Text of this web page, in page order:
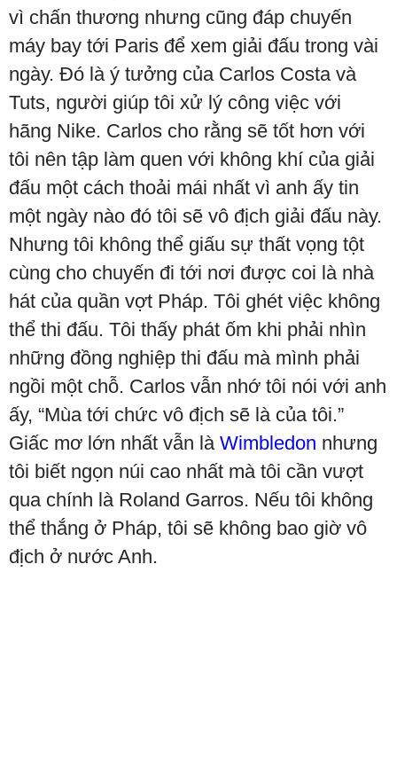
vì chấn thương nhưng cũng đáp chuyến
máy bay tới Paris để xem giải đấu trong vài
ngày. Đó là ý tưởng của Carlos Costa và
Tuts, người giúp tôi xử lý công việc với
hãng Nike. Carlos cho rằng sẽ tốt hơn với
tôi nên tập làm quen với không khí của giải
đấu một cách thoải mái nhất vì anh ấy tin
một ngày nào đó tôi sẽ vô địch giải đấu này.
Nhưng tôi không thể giấu sự thất vọng tột
cùng cho chuyến đi tới nơi được coi là nhà
hát của quần vợt Pháp. Tôi ghét việc không
thể thi đấu. Tôi thấy phát ốm khi phải nhìn
những đồng nghiệp thi đấu mà mình phải
ngồi một chỗ. Carlos vẫn nhớ tôi nói với anh
ấy, “Mùa tới chức vô địch sẽ là của tôi.”
Giấc mơ lớn nhất vẫn là Wimbledon nhưng
tôi biết ngọn núi cao nhất mà tôi cần vượt
qua chính là Roland Garros. Nếu tôi không
thể thắng ở Pháp, tôi sẽ không bao giờ vô
địch ở nước Anh.